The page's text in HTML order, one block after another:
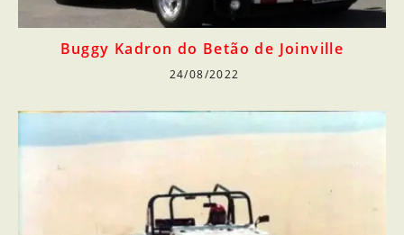
Buggy Kadron do Betão de Joinville
24/08/2022